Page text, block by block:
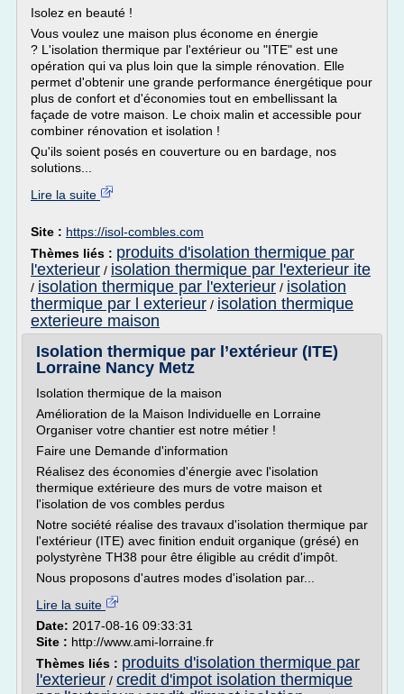
Isolez en beauté !
Vous voulez une maison plus économe en énergie
? L'isolation thermique par l'extérieur ou "ITE" est une
opération qui va plus loin que la simple rénovation. Elle
permet d'obtenir une grande performance énergétique pour
plus de confort et d'économies tout en embellissant la
façade de votre maison. Le choix malin et accessible pour
combiner rénovation et isolation !
Qu'ils soient posés en couverture ou en bardage, nos
solutions...
Lire la suite
Site : https://isol-combles.com
Thèmes liés : produits d'isolation thermique par
l'exterieur / isolation thermique par l'exterieur ite
/ isolation thermique par l'exterieur / isolation
thermique par l exterieur / isolation thermique
exterieure maison
Isolation thermique par l’extérieur (ITE)
Lorraine Nancy Metz
Isolation thermique de la maison
Amélioration de la Maison Individuelle en Lorraine
Organiser votre chantier est notre métier !
Faire une Demande d'information
Réalisez des économies d'énergie avec l'isolation
thermique extérieure des murs de votre maison et
l'isolation de vos combles perdus
Notre société réalise des travaux d'isolation thermique par
l'extérieur (ITE) avec finition enduit organique (grésé) en
polystyrène TH38 pour être éligible au crédit d'impôt.
Nous proposons d'autres modes d'isolation par...
Lire la suite
Date: 2017-08-16 09:33:31
Site : http://www.ami-lorraine.fr
Thèmes liés : produits d'isolation thermique par
l'exterieur / credit d'impot isolation thermique